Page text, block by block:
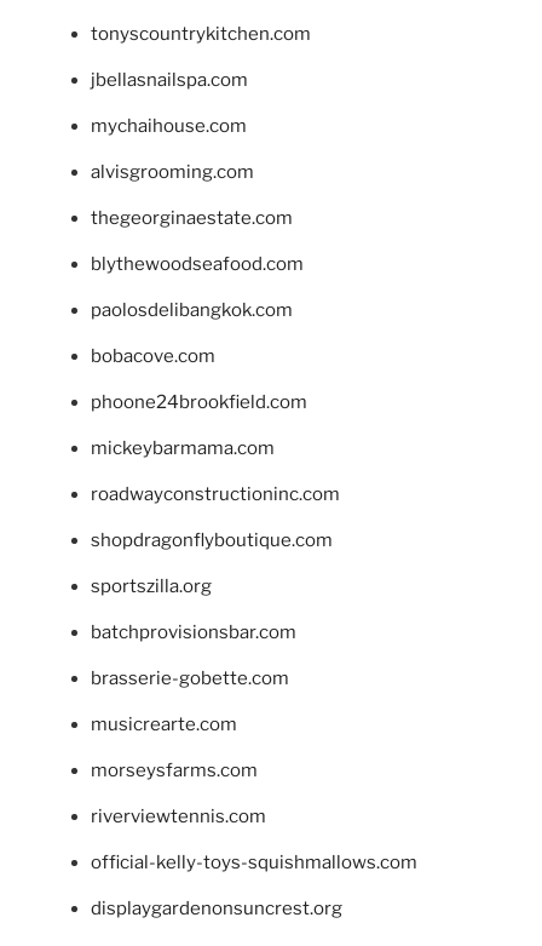
tonyscountrykitchen.com
jbellasnailspa.com
mychaihouse.com
alvisgrooming.com
thegeorginaestate.com
blythewoodseafood.com
paolosdelibangkok.com
bobacove.com
phoone24brookfield.com
mickeybarmama.com
roadwayconstructioninc.com
shopdragonflyboutique.com
sportszilla.org
batchprovisionsbar.com
brasserie-gobette.com
musicrearte.com
morseysfarms.com
riverviewtennis.com
official-kelly-toys-squishmallows.com
displaygardenonsuncrest.org